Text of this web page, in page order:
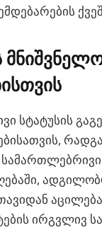
სტატუსის
ირგვლივ